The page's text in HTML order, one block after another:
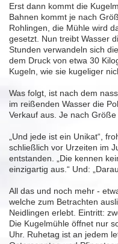
Erst dann kommt die
Bahnen kommt je nach
Rohlingen, die Mühle wird
gesetzt. Nun treibt Wasser
Stunden verwandeln sich
dem Druck von etwa 30
Kugeln, wie sie kugeliger
Was folgt, ist nach dem
im reißenden Wasser die
Verkauf aus. Je nach
„Und jede ist ein Unikat“,
schließlich vor Urzeiten im
entstanden. „Die kennen
einzigartig aus.“ Und:
All das und noch mehr -
welche zum Betrachten
Neidlingen erlebt. Eintritt:
Die Kugelmühle öffnet nur
Uhr. Ruhetag ist an jedem